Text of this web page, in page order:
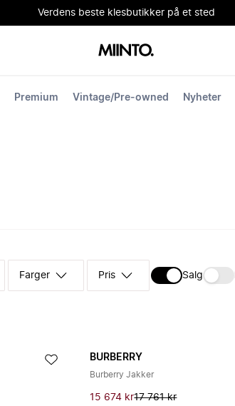
Verdens beste klesbutikker på et sted
Premium Vintage/Pre-owned Nyheter
Farger Pris Salg
BURBERRY
Burberry Jakker
15 674 kr17 761 kr